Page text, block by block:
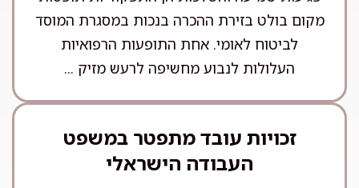
מקום בולט בזירת ההכרה בנכות במסגרת המוסד
לביטוח לאומי. אחת התופעות הרפואיות
העלולות לנבוע מחשיפה לרעש מזיק ...
זכויות עובד מתפטר במשפט
העבודה הישראלי